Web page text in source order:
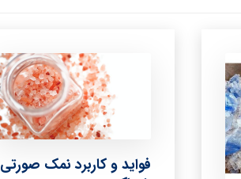
فواید و کاربرد نمک صورتی